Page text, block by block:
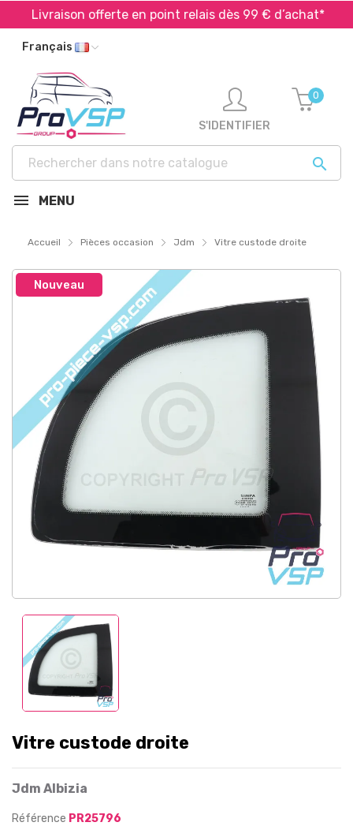
Livraison offerte en point relais dès 99 € d’achat*
Français

S'IDENTIFIER
0
MENU
Accueil Pièces occasion Jdm Vitre custode droite
Nouveau
Vitre custode droite
Jdm Albizia
Référence PR25796